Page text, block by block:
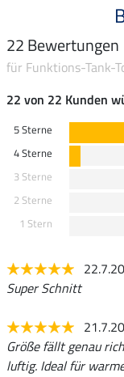
22 Bewertungen
für Funktions-Tank-
22 von 22 Kunden
5 Sterne
4 Sterne
3 Sterne
2 Sterne
1 Stern
Super Schnitt
Größe fällt genau
luftig. Ideal für